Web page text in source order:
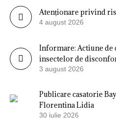
Atenționare privind
4 august 2026
Informare: Actiune de
insectelor de
3 august 2026
Publicare casatorie
Florentina Lidia
30 iulie 2026